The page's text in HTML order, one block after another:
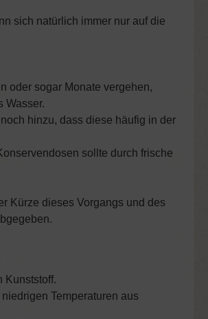
sich natürlich immer nur auf die
oder sogar Monate vergehen,
Wasser.
hinzu, dass diese häufig in der
sollte durch frische
Kürze dieses Vorgangs und des
Kunststoff.
Temperaturen aus